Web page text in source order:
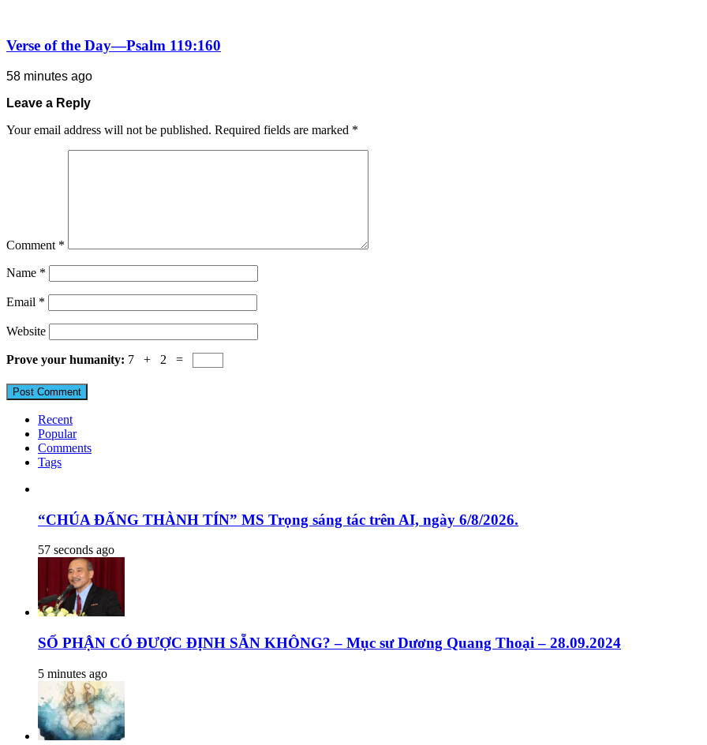
Verse of the Day—Psalm 119:160
58 minutes ago
Leave a Reply
Your email address will not be published. Required fields are marked *
Comment *
Name *
Email *
Website
Prove your humanity: 7 + 2 =
Recent
Popular
Comments
Tags
“CHÚA ĐẤNG THÀNH TÍN” MS Trọng sáng tác trên AI, ngày 6/8/2026.
57 seconds ago
SỐ PHẬN CÓ ĐƯỢC ĐỊNH SẴN KHÔNG? – Mục sư Dương Quang Thoại – 28.09.2024
5 minutes ago